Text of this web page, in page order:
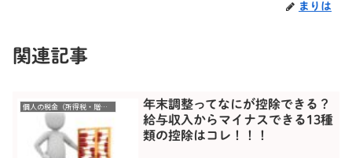
まりは
関連記事
個人の税金（所得税・贈与税）
年末調整ってなにが控除できる？
給与収入からマイナスできる13種
類の控除はコレ！！！